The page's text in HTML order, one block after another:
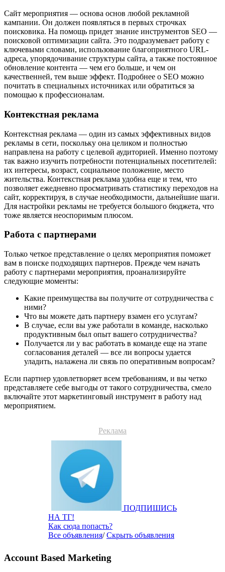
Сайт мероприятия — основа основ любой рекламной
кампании. Он должен появляться в первых строчках
поисковика. На помощь придет знание инструментов SEO —
поисковой оптимизации сайта. Это подразумевает работу с
ключевыми словами, использование благоприятного URL-
адреса, упорядочивание структуры сайта, а также постоянное
обновление контента — чем его больше, и чем он
качественней, тем выше эффект. Подробнее о SEO можно
почитать в специальных источниках или обратиться за
помощью к профессионалам.
Контекстная реклама
Контекстная реклама — один из самых эффективных видов
рекламы в сети, поскольку она целиком и полностью
направлена на работу с целевой аудиторией. Именно поэтому
так важно изучить потребности потенциальных посетителей:
их интересы, возраст, социальное положение, место
жительства. Контекстная реклама удобна еще и тем, что
позволяет ежедневно просматривать статистику переходов на
сайт, корректируя, в случае необходимости, дальнейшие шаги.
Для настройки рекламы не требуется большого бюджета, что
тоже является неоспоримым плюсом.
Работа с партнерами
Только четкое представление о целях мероприятия поможет
вам в поиске подходящих партнеров. Прежде чем начать
работу с партнерами мероприятия, проанализируйте
следующие моменты:
Какие преимущества вы получите от сотрудничества с
ними?
Что вы можете дать партнеру взамен его услугам?
В случае, если вы уже работали в команде, насколько
продуктивным был опыт вашего сотрудничества?
Получается ли у вас работать в команде еще на этапе
согласования деталей — все ли вопросы удается
уладить, налажена ли связь по оперативным вопросам?
Если партнер удовлетворяет всем требованиям, и вы четко
представляете себе выгоды от такого сотрудничества, смело
включайте этот маркетинговый инструмент в работу над
мероприятием.
Реклама
ПОДПИШИСЬ
НА ТГ!
Как сюда попасть?
Все объявления/Скрыть объявления
Account Based Marketing